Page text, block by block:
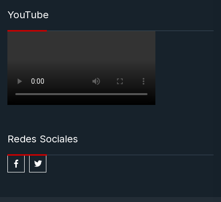
YouTube
Redes Sociales